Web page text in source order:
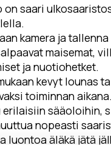
on saari
kamera ja tallenna
maisemat,
ja nuotiohetket.
kevyt lounas
toiminnan aikana.
erilaisiin sääoloihin,
nopeasti
luontoa äläkä jätä